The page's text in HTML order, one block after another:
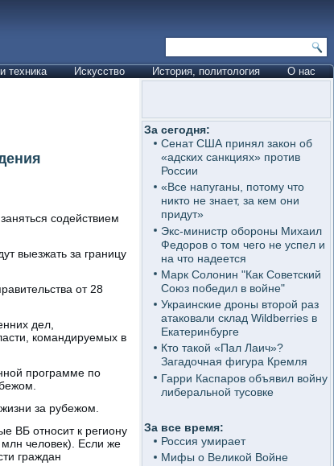
техника Искусство История, политология О нас
содействием
выезжать за границу
от 28
дел,
командируемых в
программе по
за рубежом.
ВБ относит к региону
человек). Если же
граждан
За сегодня:
Сенат США принял закон об
«адских санкциях» против
России
«Все напуганы, потому что
никто не знает, за кем они
придут»
Экс-министр обороны Михаил
Федоров о том чего не успел и
на что надеется
Марк Солонин "Как Советский
Союз победил в войне"
Украинские дроны второй раз
атаковали склад Wildberries в
Екатеринбурге
Кто такой «Пал Лаич»?
Загадочная фигура Кремля
Гарри Каспаров объявил войну
либеральной тусовке
За все время:
Россия умирает
Мифы о Великой Войне